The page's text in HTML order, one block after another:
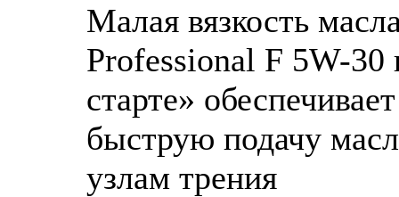
Малая вязкость
Professional F 5W-30
старте»
быструю подачу
узлам трения